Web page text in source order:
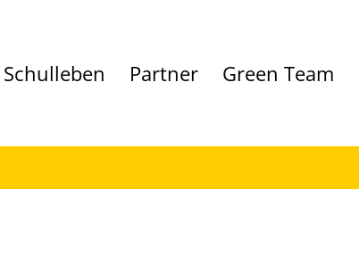
Schulleben Partner Green Team